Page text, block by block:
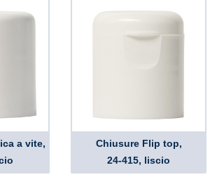
a vite,
Chiusure Flip top,
24-415, liscio